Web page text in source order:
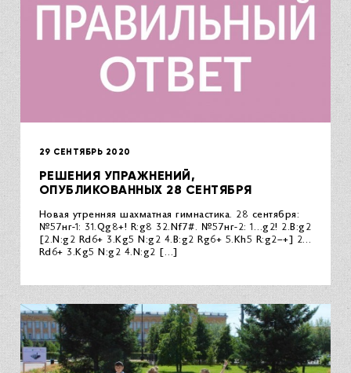
29 СЕНТЯБРЬ 2020
РЕШЕНИЯ УПРАЖНЕНИЙ,
ОПУБЛИКОВАННЫХ 28 СЕНТЯБРЯ
Новая утренняя шахматная гимнастика. 28 сентября:
№57нг-1: 31.Qg8+! R:g8 32.Nf7#. №57нг-2: 1…g2! 2.B:g2
[2.N:g2 Rd6+ 3.Kg5 N:g2 4.B:g2 Rg6+ 5.Kh5 R:g2–+] 2…
Rd6+ 3.Kg5 N:g2 4.N:g2 […]